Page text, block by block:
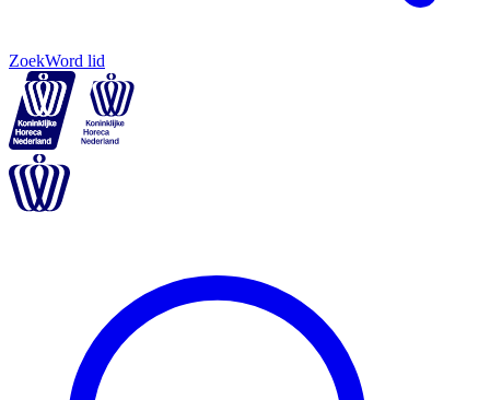
ZoekWord lid